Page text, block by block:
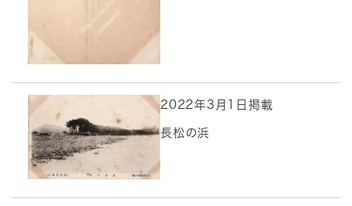
2022年3月1日掲載
長松の浜